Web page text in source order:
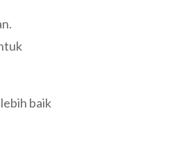
baik